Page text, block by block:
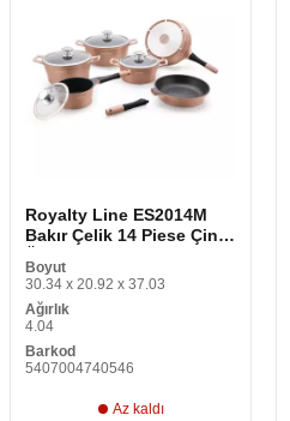
Royalty Line ES2014M
Bakır Çelik 14 Piese Çin
Boyut
30.34 x 20.92 x 37.03
Ağırlık
4.04
Barkod
5407004740546
Az kaldı